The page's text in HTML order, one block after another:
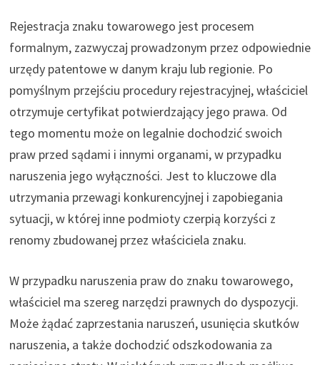
Rejestracja znaku towarowego jest procesem
formalnym, zazwyczaj prowadzonym przez odpowiednie
urzędy patentowe w danym kraju lub regionie. Po
pomyślnym przejściu procedury rejestracyjnej, właściciel
otrzymuje certyfikat potwierdzający jego prawa. Od
tego momentu może on legalnie dochodzić swoich
praw przed sądami i innymi organami, w przypadku
naruszenia jego wyłączności. Jest to kluczowe dla
utrzymania przewagi konkurencyjnej i zapobiegania
sytuacji, w której inne podmioty czerpią korzyści z
renomy zbudowanej przez właściciela znaku.
W przypadku naruszenia praw do znaku towarowego,
właściciel ma szereg narzędzi prawnych do dyspozycji.
Może żądać zaprzestania naruszeń, usunięcia skutków
naruszenia, a także dochodzić odszkodowania za